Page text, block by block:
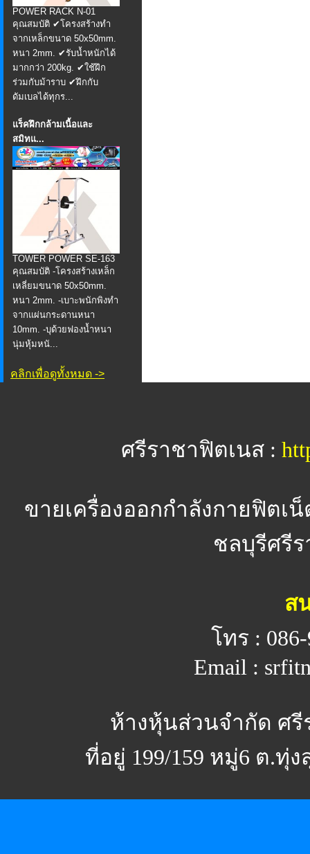
POWER RACK N-01
คุณสมบัติ ✔โครงสร้างทำ
จากเหล็กขนาด 50x50mm.
หนา 2mm. ✔รับน้ำหนักได้
มากกว่า 200kg. ✔ใช้ฝึก
ร่วมกับม้าราบ ✔ฝึกกับ
ดัมเบลได้ทุกร...
แร็คฝึกกล้ามเนื้อและ
สมิทแ...
TOWER POWER SE-163
คุณสมบัติ -โครงสร้างเหล็ก
เหลี่ยมขนาด 50x50mm.
หนา 2mm. -เบาะพนักพิงทำ
จากแผ่นกระดานหนา
10mm. -บุด้วยฟองน้ำหนา
นุ่มหุ้มหนั...
คลิกเพื่อดูทั้งหมด ->
ศรีราชาฟิตเนส :
ขายเครื่องออกกำลังกายฟิตเ
ชลบุรีศรี
ส
โทร :
Email :
ห้างหุ้นส่วนจำกัด ศรี
ที่อยู่ 199/159 หมู่6 ต.ทุ่